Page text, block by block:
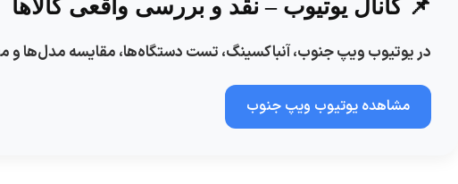
📌 کانال یوتیوب – نقد و بررسی واقعی کالاها
در یوتیوب ویپ جنوب، آنباکسینگ، تست دستگاه‌ها، مقایسه مدل‌ها و
مشاهده یوتیوب ویپ جنوب